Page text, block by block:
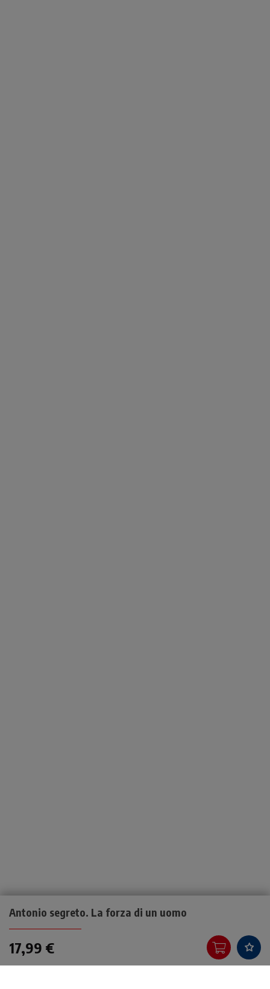
Antonio segreto. La forza di un uomo
17,99 €